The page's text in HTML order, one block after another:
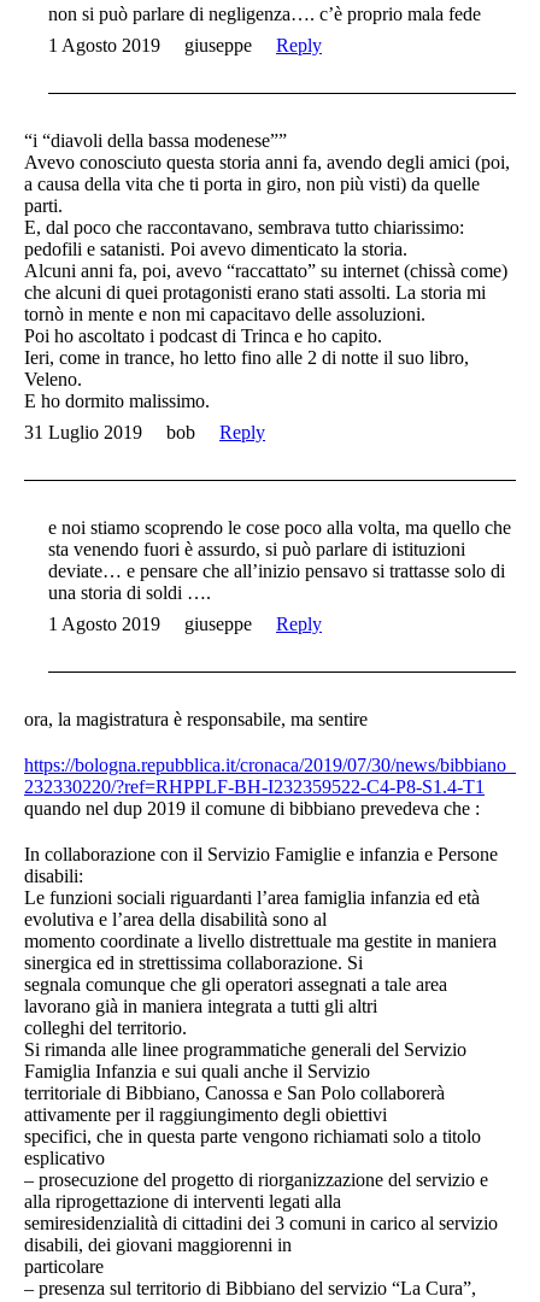
non si può parlare di negligenza…. c’è proprio mala fede
1 Agosto 2019
giuseppe Reply
“i “diavoli della bassa modenese””
Avevo conosciuto questa storia anni fa, avendo degli amici (poi,
a causa della vita che ti porta in giro, non più visti) da quelle
parti.
E, dal poco che raccontavano, sembrava tutto chiarissimo:
pedofili e satanisti. Poi avevo dimenticato la storia.
Alcuni anni fa, poi, avevo “raccattato” su internet (chissà come)
che alcuni di quei protagonisti erano stati assolti. La storia mi
tornò in mente e non mi capacitavo delle assoluzioni.
Poi ho ascoltato i podcast di Trinca e ho capito.
Ieri, come in trance, ho letto fino alle 2 di notte il suo libro,
Veleno.
E ho dormito malissimo.
31 Luglio 2019
bob Reply
e noi stiamo scoprendo le cose poco alla volta, ma quello che
sta venendo fuori è assurdo, si può parlare di istituzioni
deviate… e pensare che all’inizio pensavo si trattasse solo di
una storia di soldi ….
1 Agosto 2019
giuseppe Reply
ora, la magistratura è responsabile, ma sentire
https://bologna.repubblica.it/cronaca/2019/07/30/news/
232330220/?ref=RHPPLF-BH-I232359522-C4-P8-S1.4-T1
quando nel dup 2019 il comune di bibbiano prevedeva che :
In collaborazione con il Servizio Famiglie e infanzia e Persone
disabili:
Le funzioni sociali riguardanti l’area famiglia infanzia ed età
evolutiva e l’area della disabilità sono al
momento coordinate a livello distrettuale ma gestite in maniera
sinergica ed in strettissima collaborazione. Si
segnala comunque che gli operatori assegnati a tale area
lavorano già in maniera integrata a tutti gli altri
colleghi del territorio.
Si rimanda alle linee programmatiche generali del Servizio
Famiglia Infanzia e sui quali anche il Servizio
territoriale di Bibbiano, Canossa e San Polo collaborerà
attivamente per il raggiungimento degli obiettivi
specifici, che in questa parte vengono richiamati solo a titolo
esplicativo
– prosecuzione del progetto di riorganizzazione del servizio e
alla riprogettazione di interventi legati alla
semiresidenzialità di cittadini dei 3 comuni in carico al servizio
disabili, dei giovani maggiorenni in
particolare
– presenza sul territorio di Bibbiano del servizio “La Cura”,